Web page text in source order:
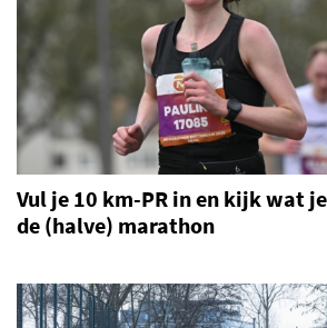
Vul je 10 km-PR in en kijk wat
de (halve) marathon